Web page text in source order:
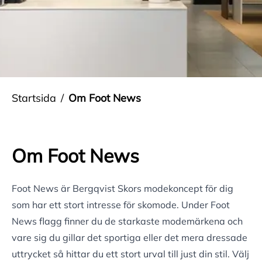
Startsida Om Foot News
Om Foot News
Foot News är Bergqvist Skors modekoncept för dig
som har ett stort intresse för skomode. Under Foot
News flagg finner du de starkaste modemärkena och
vare sig du gillar det sportiga eller det mera dressade
uttrycket så hittar du ett stort urval till just din stil. Välj